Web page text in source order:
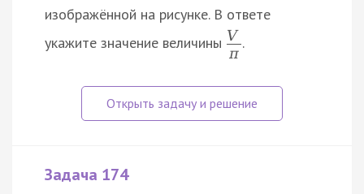
изображённой на рисунке. В ответе
укажите значение величины V
π
.
Задача 174